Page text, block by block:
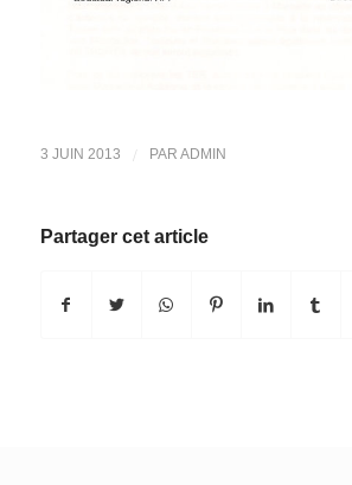
3 JUIN 2013 PAR ADMIN
Partager cet article